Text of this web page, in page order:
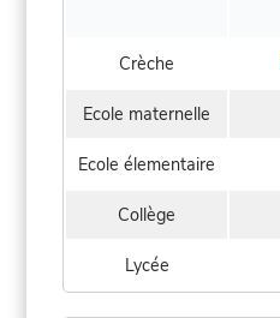
Crèche
Ecole maternelle
Ecole élementaire
Collège
Lycée